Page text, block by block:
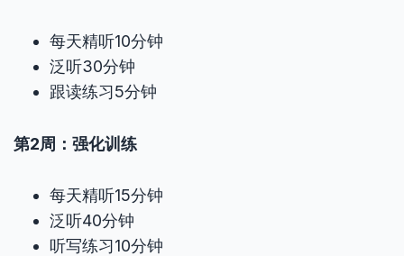
每天精听10分钟
泛听30分钟
跟读练习5分钟
第2周：强化训练
每天精听15分钟
泛听40分钟
听写练习10分钟